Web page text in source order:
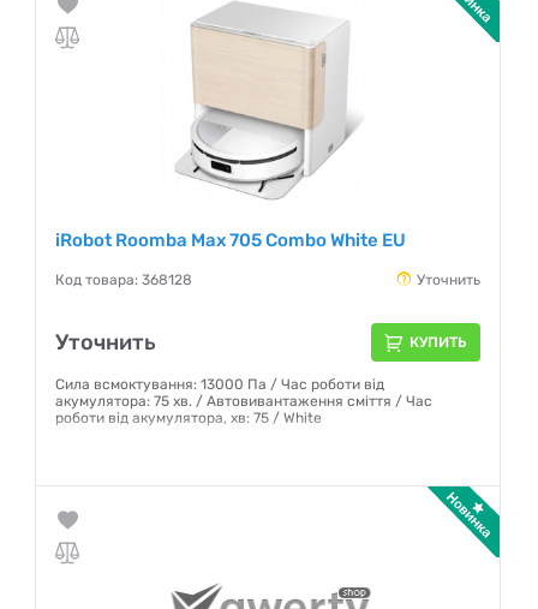
iRobot Roomba Max 705 Combo White EU
Код товара: 368128 Уточнить
Уточнить КУПИТЬ
Сила всмоктування: 13000 Па / Час роботи від
акумулятора: 75 хв. / Автовивантаження сміття / Час
роботи від акумулятора, хв: 75 / White